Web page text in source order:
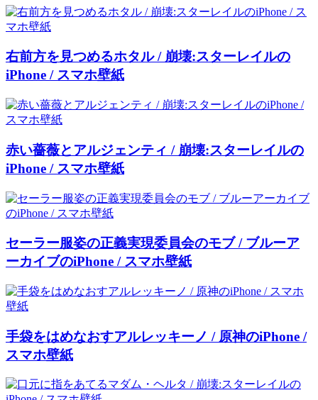
右前方を見つめるホタル / 崩壊:スターレイルの
iPhone / スマホ壁紙
赤い薔薇とアルジェンティ / 崩壊:スターレイルの
iPhone / スマホ壁紙
セーラー服姿の正義実現委員会のモブ / ブルーア
ーカイブのiPhone / スマホ壁紙
手袋をはめなおすアルレッキーノ / 原神のiPhone /
スマホ壁紙